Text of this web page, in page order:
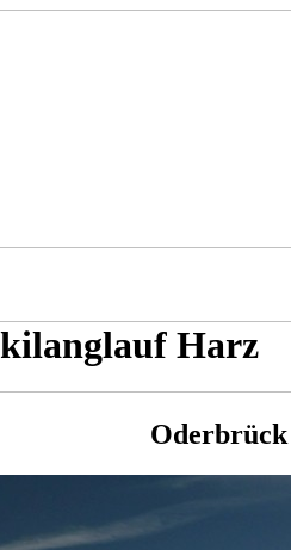
Oderbrück